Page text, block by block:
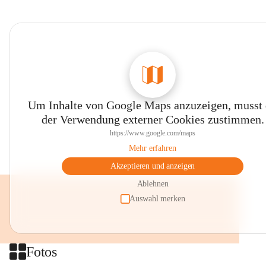
Um Inhalte von Google Maps anzuzeigen, musst
der Verwendung externer Cookies zustimmen.
https://www.google.com/maps
Mehr erfahren
Akzeptieren und anzeigen
Ablehnen
Auswahl merken
Fotos